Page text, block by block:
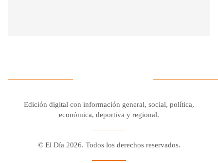
Edición digital con información general, social, política,
económica, deportiva y regional.
© El Día 2026. Todos los derechos reservados.